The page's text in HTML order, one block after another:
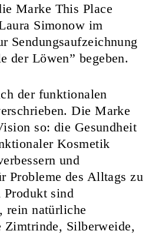
Marke This Place
Simonow im
Sendungsaufzeichnung
der Löwen” begeben.
der funktionalen
Die Marke
so: die Gesundheit
Kosmetik
und
Probleme des Alltags zu
sind
rein natürliche
Silberweide,